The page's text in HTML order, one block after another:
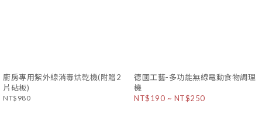
廚房專用紫外線消毒烘乾機(附贈2
片砧板)
NT$980
德國工藝-多功能無線電動食物調理
機
NT$190 ~ NT$250